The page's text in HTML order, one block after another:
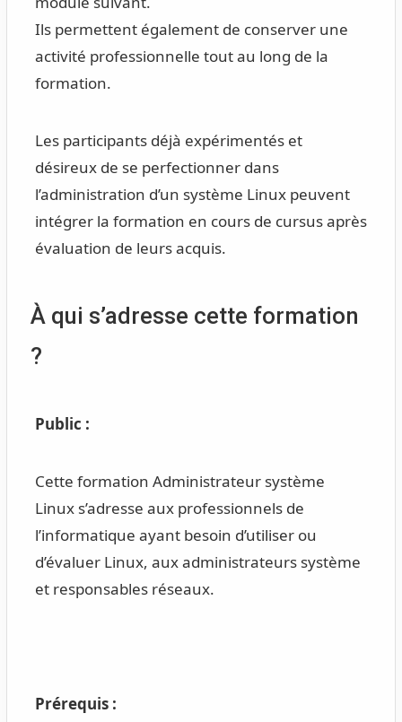
Ils permettent également de conserver une
activité professionnelle tout au long de la
formation.
Les participants déjà expérimentés et
désireux de se perfectionner dans
l’administration d’un système Linux peuvent
intégrer la formation en cours de cursus après
évaluation de leurs acquis.
À qui s’adresse cette formation
?
Public :
Cette formation Administrateur système
Linux s’adresse aux professionnels de
l’informatique ayant besoin d’utiliser ou
d’évaluer Linux, aux administrateurs système
et responsables réseaux.
Prérequis :